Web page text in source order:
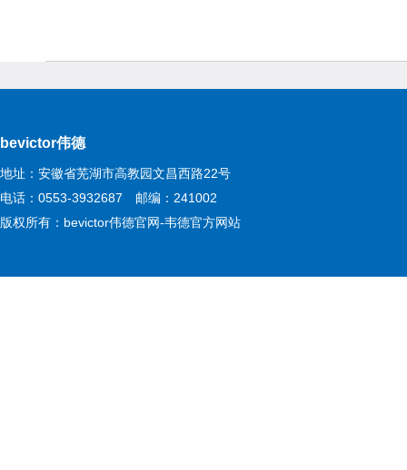
bevictor伟德
地址：安徽省芜湖市高教园文昌西路22号
电话：0553-3932687 邮编：241002
版权所有：bevictor伟德官网-韦德官方网站